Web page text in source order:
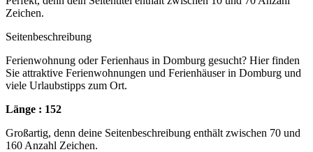
Zeichen.
Seitenbeschreibung
Ferienwohnung oder Ferienhaus in Domburg gesucht? Hier finden
Sie attraktive Ferienwohnungen und Ferienhäuser in Domburg und
viele Urlaubstipps zum Ort.
Länge : 152
Großartig, denn deine Seitenbeschreibung enthält zwischen 70 und
160 Anzahl Zeichen.